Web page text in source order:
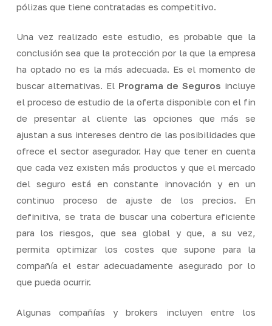
pólizas que tiene contratadas es competitivo.
Una vez realizado este estudio, es probable que la
conclusión sea que la protección por la que la empresa
ha optado no es la más adecuada. Es el momento de
buscar alternativas. El Programa de Seguros incluye
el proceso de estudio de la oferta disponible con el fin
de presentar al cliente las opciones que más se
ajustan a sus intereses dentro de las posibilidades que
ofrece el sector asegurador. Hay que tener en cuenta
que cada vez existen más productos y que el mercado
del seguro está en constante innovación y en un
continuo proceso de ajuste de los precios. En
definitiva, se trata de buscar una cobertura eficiente
para los riesgos, que sea global y que, a su vez,
permita optimizar los costes que supone para la
compañía el estar adecuadamente asegurado por lo
que pueda ocurrir.
Algunas compañías y brokers incluyen entre los